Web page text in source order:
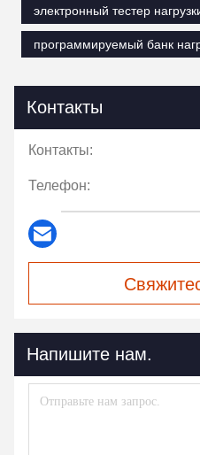
электронный тестер
программируемый банк
Контакты
Контакты:
Телефон:
Напишите нам.